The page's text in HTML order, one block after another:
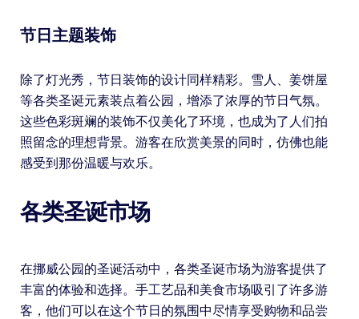
节日主题装饰
除了灯光秀，节日装饰的设计同样精彩。雪人、姜饼屋
等各类圣诞元素装点着公园，增添了浓厚的节日气氛。
这些色彩斑斓的装饰不仅美化了环境，也成为了人们拍
照留念的理想背景。游客在欣赏美景的同时，仿佛也能
感受到那份温暖与欢乐。
各类圣诞市场
在挪威公园的圣诞活动中，各类圣诞市场为游客提供了
丰富的体验和选择。手工艺品和美食市场吸引了许多游
客，他们可以在这个节日的氛围中尽情享受购物和品尝